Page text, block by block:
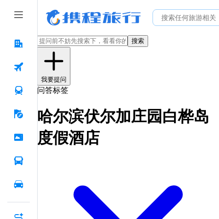
搜索
我要提问
问答标签
哈尔滨伏尔加庄园白桦岛
度假酒店